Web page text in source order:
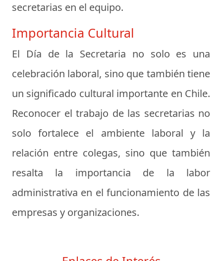
secretarias en el equipo.
Importancia Cultural
El Día de la Secretaria no solo es una
celebración laboral, sino que también tiene
un significado cultural importante en Chile.
Reconocer el trabajo de las secretarias no
solo fortalece el ambiente laboral y la
relación entre colegas, sino que también
resalta la importancia de la labor
administrativa en el funcionamiento de las
empresas y organizaciones.